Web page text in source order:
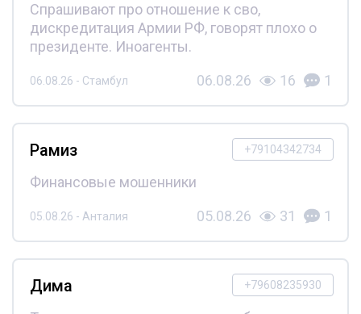
Спрашивают про отношение к сво,
дискредитация Армии РФ, говорят плохо о
президенте. Иноагенты.
06.08.26 - Стамбул 06.08.26 16 1
+79104342734
Рамиз
Финансовые мошенники
05.08.26 - Анталия 05.08.26 31 1
+79608235930
Дима